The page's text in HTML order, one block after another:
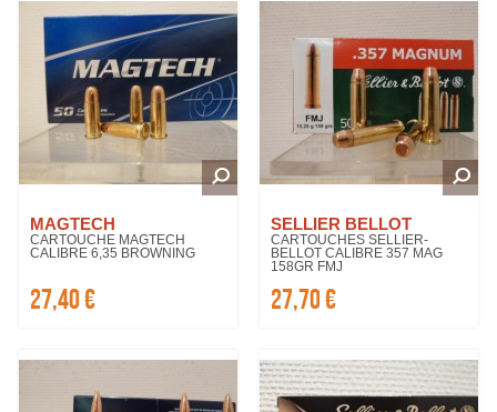
MAGTECH
CARTOUCHE MAGTECH
CALIBRE 6,35 BROWNING
27,40 €
SELLIER BELLOT
CARTOUCHES SELLIER-
BELLOT CALIBRE 357 MAG
158GR FMJ
27,70 €